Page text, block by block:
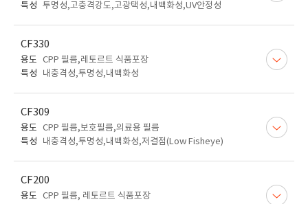
특성 투명성,고충격강도,고광택성,내백화성,UV안정성
CF330
용도 CPP 필름,레토르트 식품포장
특성
내충격성,투명성,내백화성
CF309
용도 CPP 필름,보호필름,의료용 필름
특성
내충격성,투명성,내백화성,저결점(Low Fisheye)
CF200
용도 CPP 필름, 레토르트 식품포장